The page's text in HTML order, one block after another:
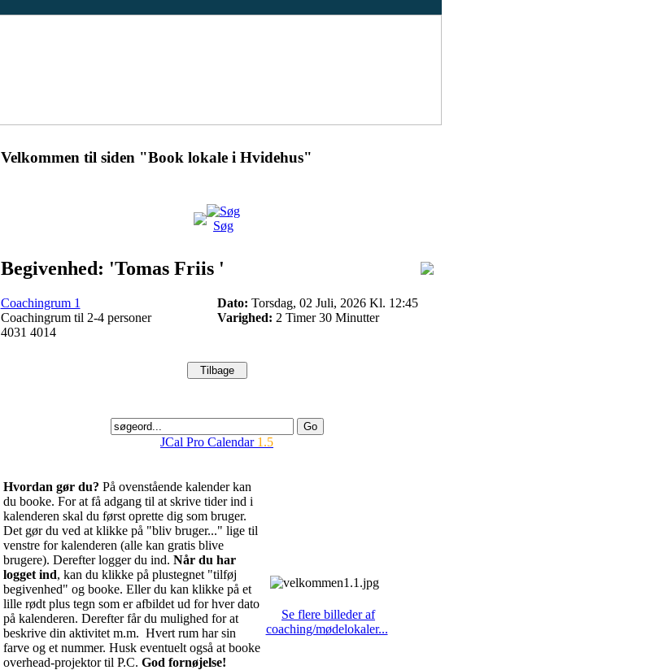
Velkommen til siden "Book lokale i Hvidehus"
Søg
Begivenhed: 'Tomas Friis '
Coachingrum 1
Coachingrum til 2-4 personer
Dato: Torsdag, 02 Juli, 2026 Kl. 12:45
Varighed: 2 Timer 30 Minutter
4031 4014
JCal Pro Calendar 1.5
Hvordan gør du? På ovenstående kalender kan
du booke. For at få adgang til at skrive tider ind i
kalenderen skal du først oprette dig som bruger.
Det gør du ved at klikke på "bliv bruger..." lige til
venstre for kalenderen (alle kan gratis blive
brugere). Derefter logger du ind. Når du har
logget ind, kan du klikke på plustegnet "tilføj
begivenhed" og booke. Eller du kan klikke på et
lille rødt plus tegn som er afbildet ud for hver dato
på kalenderen. Derefter får du mulighed for at
beskrive din aktivitet m.m. Hvert rum har sin
farve og et nummer. Husk eventuelt også at booke
overhead-projektor til P.C. God fornøjelse!
Se flere billeder af
coaching/mødelokaler...